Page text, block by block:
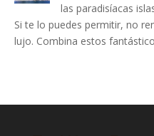
las paradisíacas
Si te lo puedes permitir, no
lujo. Combina estos